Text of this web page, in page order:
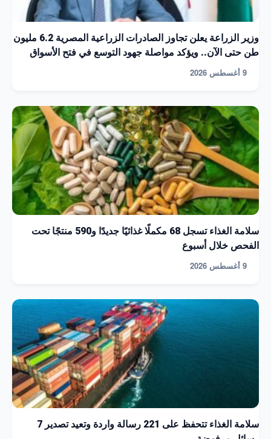
وزير الزراعة يعلن تجاوز الصادرات الزراعية المصرية 6.2 مليون
طن حتى الآن.. ويؤكد مواصلة جهود التوسع في فتح الأسواق
9 أغسطس 2026
سلامة الغذاء تسجل 68 مكملًا غذائيًا جديدًا و590 منتجًا تحت
الفحص خلال أسبوع
9 أغسطس 2026
سلامة الغذاء تتحفظ على 221 رسالة واردة وتعيد تصدير 7